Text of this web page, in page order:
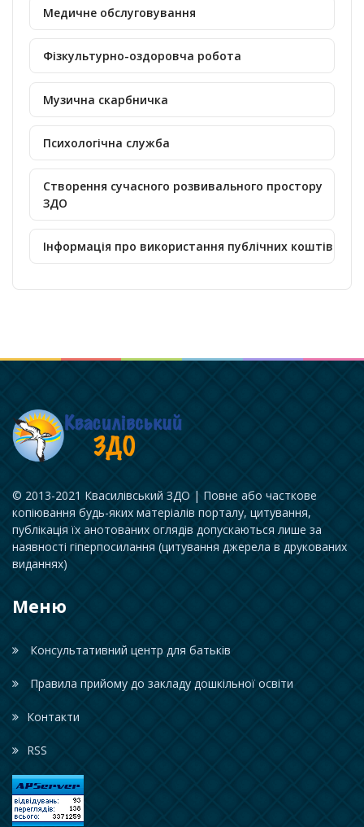
Медичне обслуговування
Фізкультурно-оздоровча робота
Музична скарбничка
Психологічна служба
Створення сучасного розвивального простору
ЗДО
Інформація про використання публічних коштів
© 2013-2021 Квасилівський ЗДО | Повне або часткове
копіювання будь-яких матеріалів порталу, цитування,
публікація їх анотованих оглядів допускаються лише за
наявності гіперпосилання (цитування джерела в друкованих
виданнях)
Меню
Консультативний центр для батьків
Правила прийому до закладу дошкільної освіти
Контакти
RSS